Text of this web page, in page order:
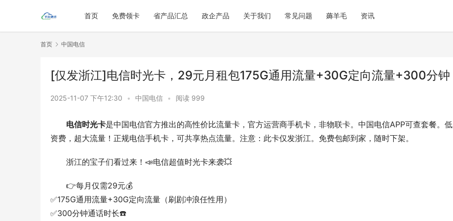
首页 免费领卡 省产品汇总 政企产品 关于我们 常见问题 薅羊毛 资讯
首页 中国电信
[仅发浙江]电信时光卡，29元月租包175G通用流量+30G定向流量+300分钟
2025-11-07 下午12:30 • 中国电信 • 阅读 999
电信时光卡是中国电信官方推出的高性价比流量卡，官方运营商手机卡，非物联卡。中国电信APP可查套餐。低
资费，超大流量！正规电信手机卡，可共享热点流量。注意：此卡仅发浙江。免费包邮到家，随时下架。
浙江的宝子们看过来！📣电信超值时光卡来袭💥
👉每月仅需29元💰
✅175G通用流量+30G定向流量（刷剧冲浪任性用）
✅300分钟通话时长☎️